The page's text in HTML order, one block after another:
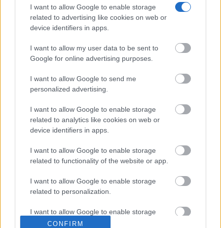
I want to allow Google to enable storage
related to advertising like cookies on web or
device identifiers in apps.
I want to allow my user data to be sent to
Google for online advertising purposes.
I want to allow Google to send me
personalized advertising.
I want to allow Google to enable storage
related to analytics like cookies on web or
device identifiers in apps.
I want to allow Google to enable storage
related to functionality of the website or app.
I want to allow Google to enable storage
related to personalization.
I want to allow Google to enable storage
related to security, including authentication
CONFIRM
Programación de la Feria y
Fiestas de Tomelloso 2026
07/08/2026